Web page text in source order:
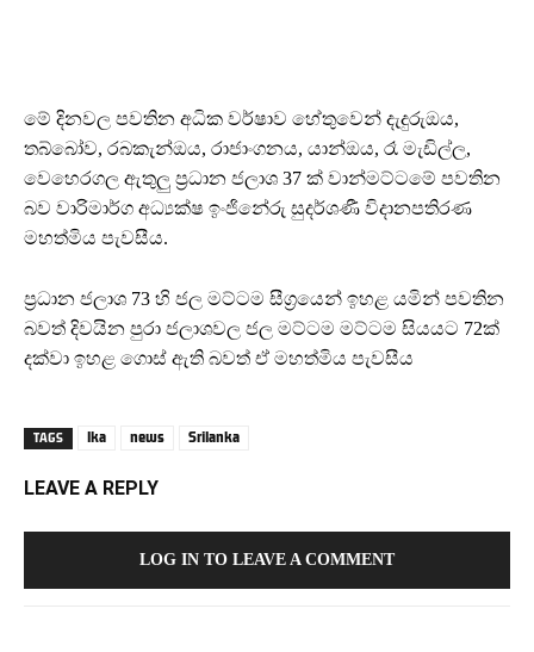
මේ දිනවල පවතින අධික වර්ෂාව හේතුවෙන් දැදුරුඔය,
තබ්බෝව, රබකැන්ඔය, රාජාංගනය, යාන්ඔය, රෑ මැඩිල්ල,
වෙහෙරගල ඇතුලු ප්‍රධාන ජලාශ 37 ක් වාන්මට්ටමේ පවතින
බව වාරිමාර්ග අධ්‍යක්ෂ ඉංජිනේරු සුදර්ශණී විදානපතිරණ
මහත්මිය පැවසීය.
ප්‍රධාන ජලාශ 73 හි ජල මට්ටම සීග්‍රයෙන් ඉහළ යමින් පවතින
බවත් දිවයින පුරා ජලාශවල ජල මට්ටම මට්ටම සියයට 72ක්
දක්වා ඉහළ ගොස් ඇති බවත් ඒ මහත්මිය පැවසීය
TAGS lka news Srilanka
LEAVE A REPLY
LOG IN TO LEAVE A COMMENT